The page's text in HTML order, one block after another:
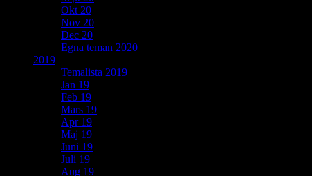
Okt 20
Nov 20
Dec 20
Egna teman 2020
2019
Temalista 2019
Jan 19
Feb 19
Mars 19
Apr 19
Maj 19
Juni 19
Juli 19
Aug 19